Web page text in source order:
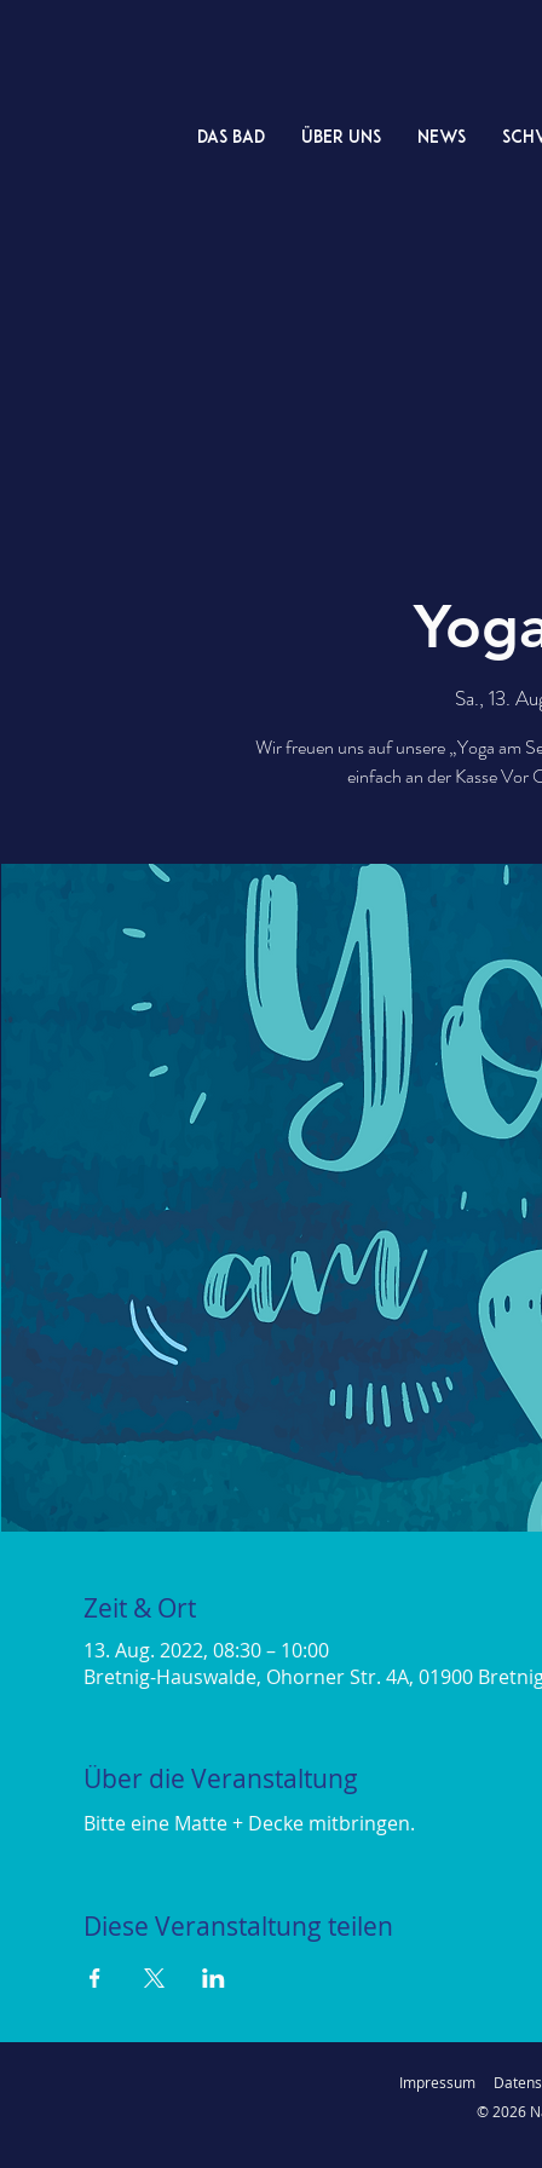
Sa., 13.
Wir freuen uns auf unsere „Yoga am
einfach an der Kasse Vor
Zeit & Ort
13. Aug. 2022, 08:30 – 10:00
Bretnig-Hauswalde, Ohorner Str. 4A, 01900
Über die Veranstaltung
Bitte eine Matte + Decke mitbringen.
Diese Veranstaltung teilen
das Bad Über uns NEWS
Impressum
© 2026